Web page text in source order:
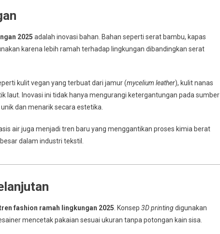
2025 adalah inovasi bahan. Bahan seperti serat bambu, kapas
karena lebih ramah terhadap lingkungan dibandingkan serat
kulit vegan yang terbuat dari jamur (mycelium leather), kulit nanas
laut. Inovasi ini tidak hanya mengurangi ketergantungan pada sumber
dan menarik secara estetika.
air juga menjadi tren baru yang menggantikan proses kimia berat
dalam industri tekstil.
fashion ramah lingkungan 2025. Konsep 3D printingdigunakan
mencetak pakaian sesuai ukuran tanpa potongan kain sisa.